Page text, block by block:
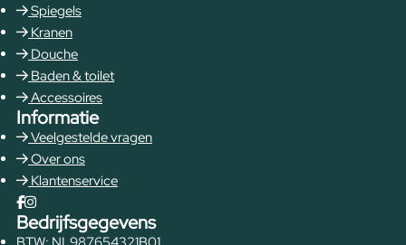
Spiegels
Kranen
Douche
Baden & toilet
Accessoires
Informatie
Veelgestelde vragen
Over ons
Klantenservice
Bedrijfsgegevens